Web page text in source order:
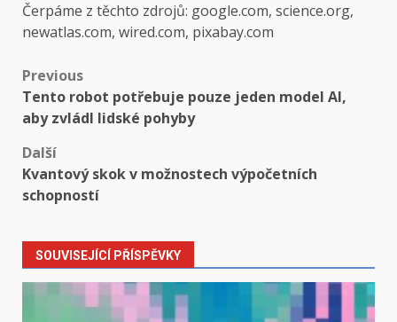
Čerpáme z těchto zdrojů: google.com, science.org,
newatlas.com, wired.com, pixabay.com
Post
navigation
Previous
Tento robot potřebuje pouze jeden model AI,
aby zvládl lidské pohyby
Další
Kvantový skok v možnostech výpočetních
schopností
SOUVISEJÍCÍ PŘÍSPĚVKY